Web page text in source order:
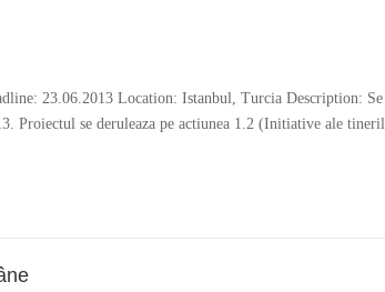
23.06.2013 Location: Istanbul, Turcia Description:
Proiectul se deruleaza pe actiunea 1.2 (Initiative ale